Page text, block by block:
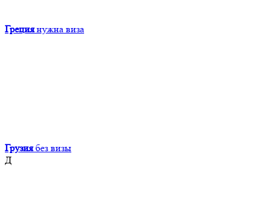
Греция нужна виза
Грузия без визы
Д